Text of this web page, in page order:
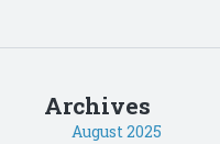
Archives
August 2025